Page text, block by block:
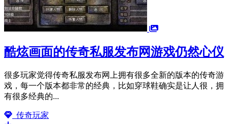
酷炫画面的传奇私服发布网游戏仍然心仪
很多玩家觉得传奇私服发布网上拥有很多全新的版本的传奇游
戏，每一个版本都非常的经典，比如穿球鞋确实是让人很，拥
有很多经典的...
传奇玩家